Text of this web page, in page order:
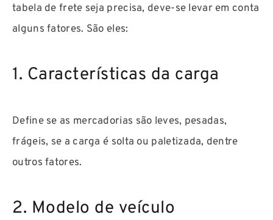
tabela de frete seja precisa, deve-se levar em conta
alguns fatores. São eles:
1. Características da carga
Define se as mercadorias são leves, pesadas,
frágeis, se a carga é solta ou paletizada, dentre
outros fatores.
2. Modelo de veículo